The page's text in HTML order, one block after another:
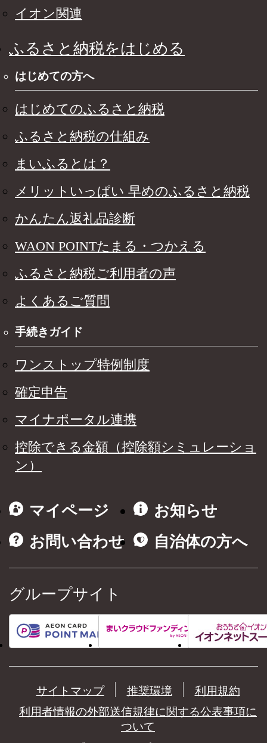
イオン関連
ふるさと納税をはじめる
はじめての方へ
はじめてのふるさと納税
ふるさと納税の仕組み
まいふるとは？
メリットいっぱい 早めのふるさと納税
かんたん返礼品診断
WAON POINTたまる・つかえる
ふるさと納税ご利用者の声
よくあるご質問
手続きガイド
ワンストップ特例制度
確定申告
マイナポータル連携
控除できる金額（控除額シミュレーショ
ン）
マイページ
お知らせ
お問い合わせ
自治体の方へ
グループサイト
サイトマップ 推奨環境
利用規約
利用者情報の外部送信規律に関する公表事項に
ついて